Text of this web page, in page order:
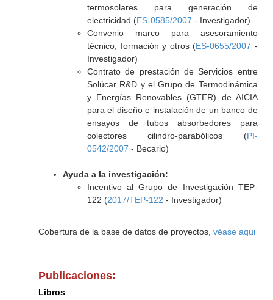
termosolares para generación de
electricidad (ES-0585/2007 - Investigador)
Convenio marco para asesoramiento
técnico, formación y otros (ES-0655/2007 -
Investigador)
Contrato de prestación de Servicios entre
Solúcar R&D y el Grupo de Termodinámica
y Energías Renovables (GTER) de AICIA
para el diseño e instalación de un banco de
ensayos de tubos absorbedores para
colectores cilindro-parabólicos (PI-
0542/2007 - Becario)
Ayuda a la investigación:
Incentivo al Grupo de Investigación TEP-
122 (2017/TEP-122 - Investigador)
Cobertura de la base de datos de proyectos, véase aqui
Publicaciones:
Libros